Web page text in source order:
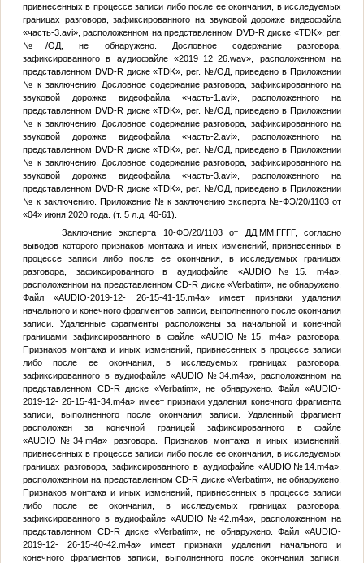
привнесенных в процессе записи либо после ее окончания, в исследуемых
границах разговора, зафиксированного на звуковой дорожке видеофайла
«часть-3.avi», расположенном на представленном DVD-R диске «TDK», рег.
№/ОД, не обнаружено. Дословное содержание разговора,
зафиксированного в аудиофайле «2019_12_26.wav», расположенном на
представленном DVD-R диске «TDK», рег. №/ОД, приведено в Приложении
№ к заключению. Дословное содержание разговора, зафиксированного на
звуковой дорожке видеофайла «часть-1.avi», расположенного на
представленном DVD-R диске «TDK», рег. №/ОД, приведено в Приложении
№ к заключению. Дословное содержание разговора, зафиксированного на
звуковой дорожке видеофайла «часть-2.avi», расположенного на
представленном DVD-R диске «TDK», рег. №/ОД, приведено в Приложении
№ к заключению. Дословное содержание разговора, зафиксированного на
звуковой дорожке видеофайла «часть-3.avi», расположенного на
представленном DVD-R диске «TDK», рег. №/ОД, приведено в Приложении
№ к заключению. Приложение № к заключению эксперта №-ФЭ/20/1103 от
«04» июня 2020 года. (т. 5 л.д. 40-61).
Заключение эксперта 10-ФЭ/20/1103 от
ДД.ММ.ГГГГ, согласно
выводов которого признаков монтажа и иных изменений, привнесенных в
процессе записи либо после ее окончания, в исследуемых границах
разговора, зафиксированного в аудиофайле «AUDIO № 15. m4а»,
расположенном на представленном CD-R диске «Verbatim», не обнаружено.
Файл «AUDIO-2019-12- 26-15-41-15.m4а» имеет признаки удаления
начального и конечного фрагментов записи, выполненного после окончания
записи. Удаленные фрагменты расположены за начальной и конечной
границами зафиксированного в файле «AUDIO № 15. m4а» разговора.
Признаков монтажа и иных изменений, привнесенных в процессе записи
либо после ее окончания, в исследуемых границах разговора,
зафиксированного в аудиофайле «AUDIO № 34.m4а», расположенном на
представленном CD-R диске «Verbatim», не обнаружено. Файл «AUDIO-
2019-12- 26-15-41-34.m4а» имеет признаки удаления конечного фрагмента
записи, выполненного после окончания записи. Удаленный фрагмент
расположен за конечной границей зафиксированного в файле
«AUDIO №34.m4a» разговора. Признаков монтажа и иных изменений,
привнесенных в процессе записи либо после ее окончания, в исследуемых
границах разговора, зафиксированного в аудиофайле «AUDIO № 14.m4а»,
расположенном на представленном CD-R диске «Verbatim», не обнаружено.
Признаков монтажа и иных изменений, привнесенных в процессе записи
либо после ее окончания, в исследуемых границах разговора,
зафиксированного в аудиофайле «AUDIO № 42.m4а», расположенном на
представленном CD-R диске «Verbatim», не обнаружено. Файл «AUDIO-
2019-12- 26-15-40-42.m4а» имеет признаки удаления начального и
конечного фрагментов записи, выполненного после окончания записи.